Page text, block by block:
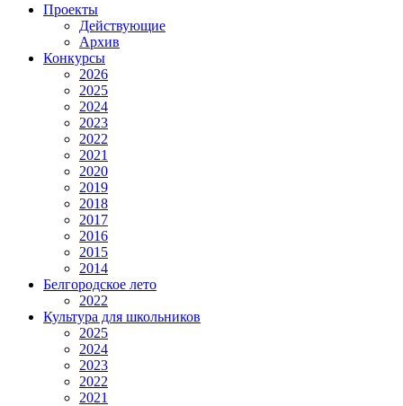
Проекты
Действующие
Архив
Конкурсы
2026
2025
2024
2023
2022
2021
2020
2019
2018
2017
2016
2015
2014
Белгородское лето
2022
Культура для школьников
2025
2024
2023
2022
2021